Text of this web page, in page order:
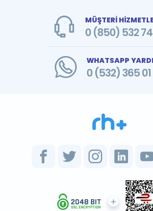
MÜŞTERİ
0 (850) 532
WHATSAPP
0 (532) 365